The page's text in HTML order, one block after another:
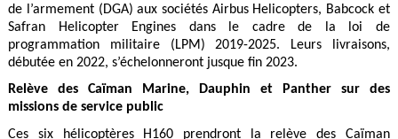
de l’armement (DGA) aux sociétés Airbus Helicopters, Babcock et
Safran Helicopter Engines dans le cadre de la loi de
programmation militaire (LPM) 2019-2025. Leurs livraisons,
débutée en 2022, s’échelonneront jusque fin 2023.
Relève des Caïman Marine, Dauphin et Panther sur des
missions de service public
Ces six hélicoptères H160 prendront la relève des Caïman